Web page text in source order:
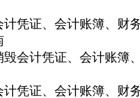
凭证、会计账簿、财
会计凭证、会计账簿
计凭证、会计账簿、财